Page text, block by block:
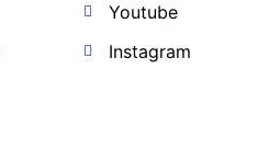
Youtube
Instagram